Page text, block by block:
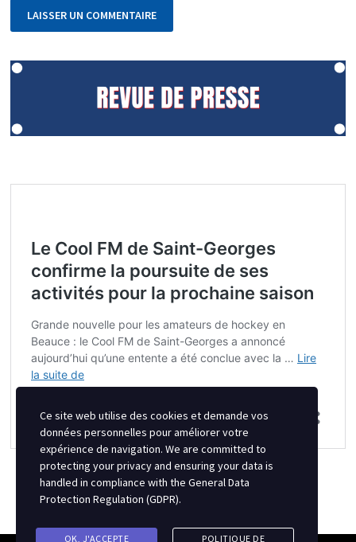
Ce site web utilise des cookies et demande vos
données personnelles pour améliorer votre
expérience de navigation. We are committed to
protecting your privacy and ensuring your data is
handled in compliance with the General Data
Protection Regulation (GDPR).
OK, J'ACCEPTE POLITIQUE DE